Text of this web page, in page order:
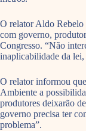
O relator Aldo Rebelo
com governo,
Congresso. “Não
inaplicabilidade da
O relator informou
Ambiente a
produtores deixarão
governo precisa ter
problema”.